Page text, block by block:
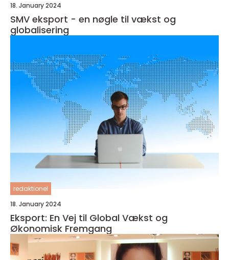
18. January 2024
SMV eksport - en nøgle til vækst og
globalisering
redaktionel
18. January 2024
Eksport: En Vej til Global Vækst og
Økonomisk Fremgang